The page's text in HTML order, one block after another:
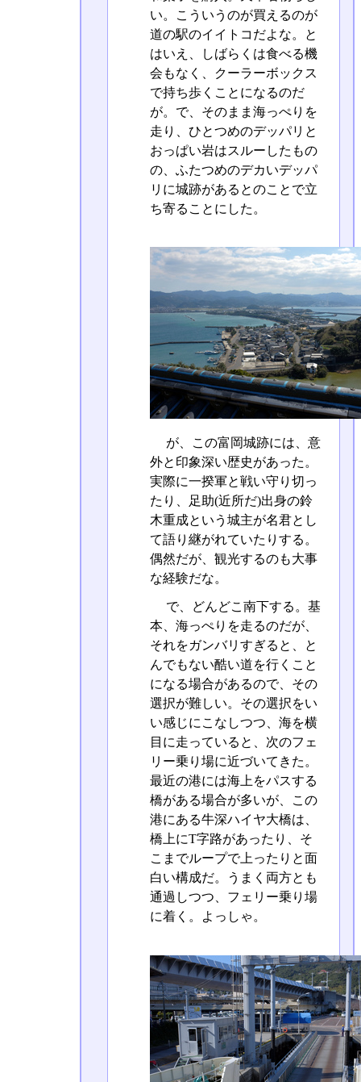
い。こういうのが買えるのが
道の駅のイイトコだよな。と
はいえ、しばらくは食べる機
会もなく、クーラーボックス
で持ち歩くことになるのだ
が。で、そのまま海っぺりを
走り、ひとつめのデッパリと
おっぱい岩はスルーしたもの
の、ふたつめのデカいデッパ
リに城跡があるとのことで立
ち寄ることにした。
が、この富岡城跡には、意
外と印象深い歴史があった。
実際に一揆軍と戦い守り切っ
たり、足助(近所だ)出身の鈴
木重成という城主が名君とし
て語り継がれていたりする。
偶然だが、観光するのも大事
な経験だな。
で、どんどこ南下する。基
本、海っぺりを走るのだが、
それをガンバリすぎると、と
んでもない酷い道を行くこと
になる場合があるので、その
選択が難しい。その選択をい
い感じにこなしつつ、海を横
目に走っていると、次のフェ
リー乗り場に近づいてきた。
最近の港には海上をパスする
橋がある場合が多いが、この
港にある牛深ハイヤ大橋は、
橋上にT字路があったり、そ
こまでループで上ったりと面
白い構成だ。うまく両方とも
通過しつつ、フェリー乗り場
に着く。よっしゃ。